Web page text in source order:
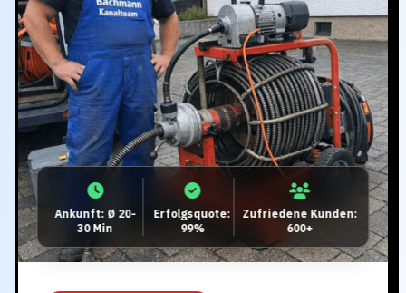
Ankunft: Ø 20-
30 Min
Erfolgsquote:
99%
Zufriedene Kunden:
600+